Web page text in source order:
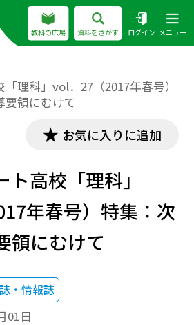
教科の広場 資料をさがす ログイン メニュー
理科」vol．27（2017年春号）
要領にむけて
お気に入りに追加
高校「理科」
年春号）特集：次
領にむけて
・情報誌
01日